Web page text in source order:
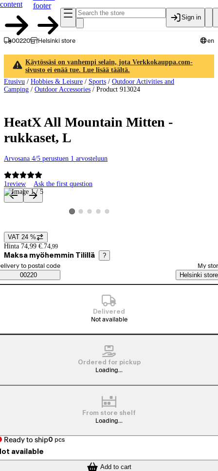
content
footer
Sign in
00220 Helsinki store en
Käytössäsi on vanhempi selain, jota Verkkokauppa.com-
sivusto ei enää tue. Lue lisää täältä.
Etusivu / Hobbies & Leisure / Sports / Outdoor Activities and
Camping / Outdoor Accessories / Product 913024
HeatX All Mountain Mitten -
rukkaset, L
Arvosana 4/5 perustuen 1 arvosteluun
1review Ask the first question
Product images and videos
View product image 1
View product image 2
View product image 3
View product image 4
View product image 5
Price details
VAT 24 %
Hinta 74,99 €. 74,99
Maksa myöhemmin Tilillä ?
Saatavuustiedot
order method
to postal code
00220
My
Helsinki store
Delivered
Not available
Ordered for pickup
Loading...
From store shelf
Loading...
Ready to ship0 pcs
available
Add to cart